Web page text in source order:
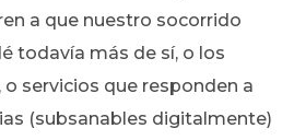
a que nuestro socorrido
todavía más de sí, o los
servicios que responden a
(subsanables digitalmente)